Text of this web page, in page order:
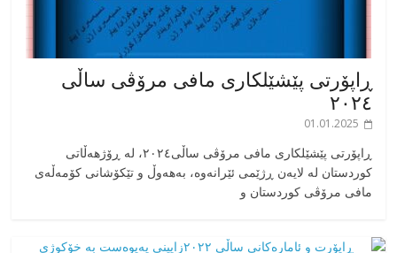
ڕاپۆرتی پێشێلکاری مافی مرۆڤی ساڵی
٢٠٢٤
01.01.2025
‎ڕاپۆرتی پێشێلکاری مافی مرۆڤی ساڵی٢٠٢٤، له ڕۆژهەڵاتی
کوردستان له لایەن ڕژێمی ئێرانەوە، بە‎هەوڵ و تێکۆشانی کۆمەڵەی
مافی مرۆڤی کوردستان و